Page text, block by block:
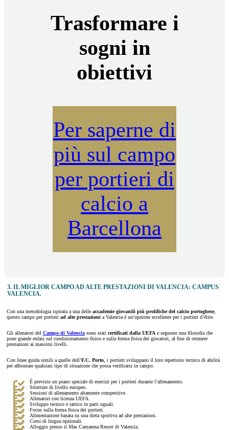
Trasformare i
sogni in
obiettivi
Per saperne di
più sul campo
per portieri di
calcio a
Barcellona
3. IL MIGLIOR CAMPO AD ALTE PRESTAZIONI DI VALENCIA: CAMPUS
VALENCIA.
Con una metodologia ispirata a una delle accademie giovanili più prolifiche del calcio portoghese,
questo campo per portieri ad alte prestazioni a Valencia è un’opzione eccellente per i portieri d’élite.
Gli allenatori del Campo di Valencia sono stati certificati dalla UEFA e seguono una filosofia che
pone grande enfasi sul condizionamento fisico e sulla forma fisica dei giocatori, al fine di ottenere
prestazioni ai massimi livelli.
Con linee guida simili a quelle dell’F.C. Porto , i portieri sviluppano il loro repertorio tecnico di abilità
per affrontare qualsiasi tipo di situazione che possa verificarsi in campo.
È previsto un piano speciale di esercizi per i portieri durante l’allenamento.
Strutture di livello europeo.
Sessioni di allenamento altamente competitive.
Allenatori con licenza UEFA.
Sviluppo tecnico e tattico in parti uguali.
Focus sulla forma fisica dei portieri.
Alimentazione basata su una dieta sportiva ad alte prestazioni.
Corsi di lingua opzionali.
Alloggio presso il Mas Camarena Resort di Valencia.